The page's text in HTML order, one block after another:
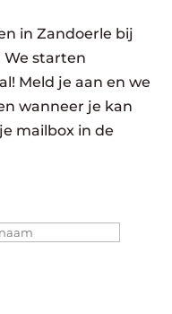
in Zandoerle bij
We starten
Meld je aan en we
wanneer je kan
mailbox in de